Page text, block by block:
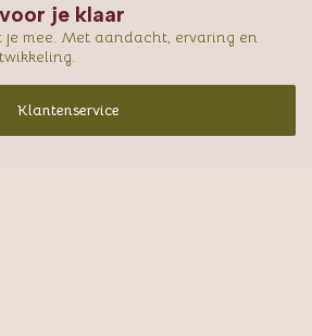
je klaar
mee. Met aandacht, ervaring en
Klantenservice